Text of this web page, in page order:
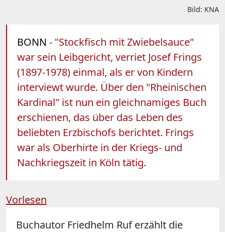
Bild: KNA
BONN - "Stockfisch mit Zwiebelsauce"
war sein Leibgericht, verriet Josef Frings
(1897-1978) einmal, als er von Kindern
interviewt wurde. Über den "Rheinischen
Kardinal" ist nun ein gleichnamiges Buch
erschienen, das über das Leben des
beliebten Erzbischofs berichtet. Frings
war als Oberhirte in der Kriegs- und
Nachkriegszeit in Köln tätig.
Vorlesen
Buchautor Friedhelm Ruf erzählt die